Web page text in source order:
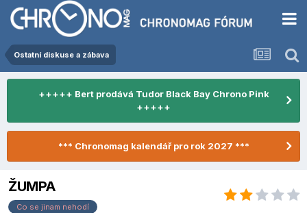
Ostatní diskuse a zábava
+++++ Bert prodává Tudor Black Bay Chrono Pink
+++++
*** Chronomag kalendář pro rok 2027 ***
ŽUMPA
Co se jinam nehodí